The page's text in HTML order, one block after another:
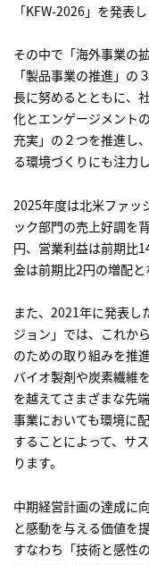
製品情報
研究開発
サステナビリテ
採用情報
ニュース
「KFW-2026」を発表し
その中で「海外事業の
「製品事業の推進」の
長に努めるとともに、
化とエンゲージメント
充実」の２つを推進し
る環境づくりにも注力
2025年度は北米ファッ
ック部門の売上好調を
円、営業利益は前期比
金は前期比2円の増配と
また、2021年に発表し
ジョン」では、これか
のための取り組みを推
バイオ製剤や炭素繊維
を越えてさまざまな先
事業においても環境に
することによって、サ
ります。
中期経営計画の達成に
と感動を与える価値を
すなわち「技術と感性